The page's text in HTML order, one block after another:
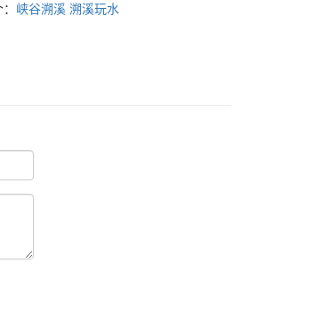
峡谷溯溪 溯溪玩水